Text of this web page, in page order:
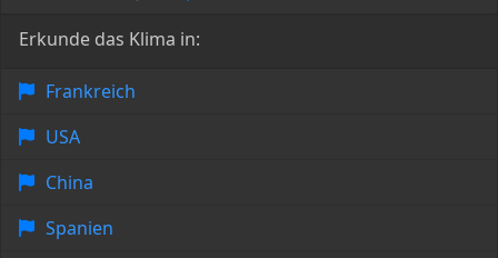
Erkunde das Klima in:
Frankreich
USA
China
Spanien